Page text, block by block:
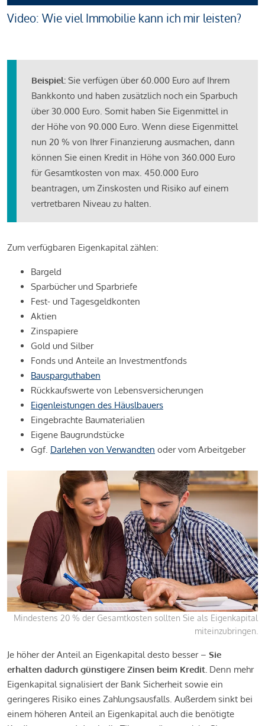
Video: Wie viel Immobilie kann ich mir leisten?
Beispiel: Sie verfügen über 60.000 Euro auf Ihrem
Bankkonto und haben zusätzlich noch ein Sparbuch
über 30.000 Euro. Somit haben Sie Eigenmittel in
der Höhe von 90.000 Euro. Wenn diese Eigenmittel
nun 20 % von Ihrer Finanzierung ausmachen, dann
können Sie einen Kredit in Höhe von 360.000 Euro
für Gesamtkosten von max. 450.000 Euro
beantragen, um Zinskosten und Risiko auf einem
vertretbaren Niveau zu halten.
Zum verfügbaren Eigenkapital zählen:
Bargeld
Sparbücher und Sparbriefe
Fest- und Tagesgeldkonten
Aktien
Zinspapiere
Gold und Silber
Fonds und Anteile an Investmentfonds
Bausparguthaben
Rückkaufswerte von Lebensversicherungen
Eigenleistungen des Häuslbauers
Eingebrachte Baumaterialien
Eigene Baugrundstücke
Ggf. Darlehen von Verwandten oder vom Arbeitgeber
Mindestens 20 % der Gesamtkosten sollten Sie als Eigenkapital
miteinzubringen.
Je höher der Anteil an Eigenkapital desto besser – Sie
erhalten dadurch günstigere Zinsen beim Kredit. Denn mehr
Eigenkapital signalisiert der Bank Sicherheit sowie ein
geringeres Risiko eines Zahlungsausfalls. Außerdem sinkt bei
einem höheren Anteil an Eigenkapital auch die benötigte